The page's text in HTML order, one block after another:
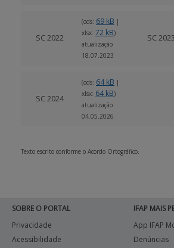
SC 2022
(ods: 69 kB |
xlsx: 72 kB)
atualização
18.07.2023
SC 2023
SC 2024
(ods: 64 kB |
xlsx: 64 kB)
atualização
04.05.2026
Texto escrito conforme o Acordo Ortográfico.
SOBRE O PORTAL
Privacidade
Acessibilidade
IFAP MAIS
App IFAP
Denúncias